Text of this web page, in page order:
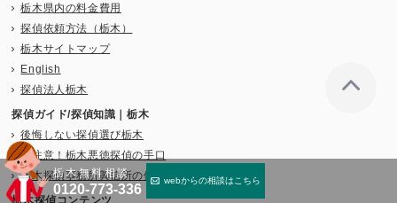
栃木無料相談
0120-773-336
webからの相談はこちら
栃木県内の料金費用
探偵依頼方法（栃木）
栃木サイトマップ
English
探偵法人栃木
探偵ガイド/探偵知識｜栃木
後悔しない探偵選び栃木
要注意！栃木悪徳探偵の手口
栃木探偵事務所興信所の依頼事例集
栃木探偵コンテンツ